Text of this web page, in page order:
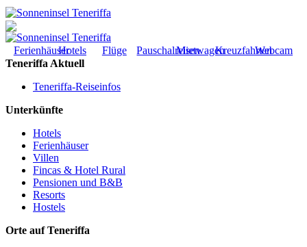
FerienhäuserHotels Flüge PauschalreisenMietwagenKreuzfahrtenWebcam
Teneriffa Aktuell
Teneriffa-Reiseinfos
Unterkünfte
Hotels
Ferienhäuser
Villen
Fincas & Hotel Rural
Pensionen und B&B
Resorts
Hostels
Orte auf Teneriffa